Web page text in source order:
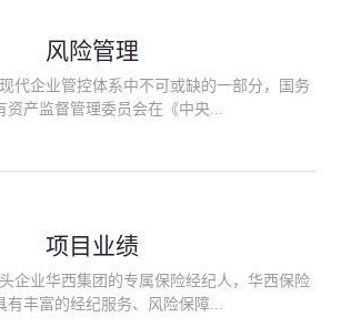
专业、优质的保险经纪服务。
风险管理
代企业管控体系中不可或缺的一部分，国务
资产监督管理委员会在《中央...
管理成本，提高经营效率；能够为企业提供
析、风险防范、风险转移到灾后防损、索赔
专家式的服务，拓展和深化由保险公司提供
项目业绩
企业华西集团的专属保险经纪人，华西保险
有丰富的经纪服务、风险保障...